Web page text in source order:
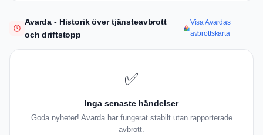
Avarda - Historik över tjänsteavbrott
och driftstopp
Visa Avardas
avbrottskarta
✅
Inga senaste händelser
Goda nyheter! Avarda har fungerat stabilt utan rapporterade
avbrott.